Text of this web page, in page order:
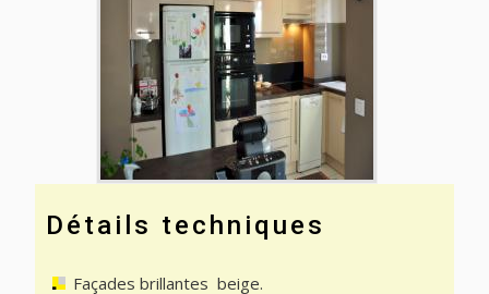
Détails techniques
Façades brillantes beige.